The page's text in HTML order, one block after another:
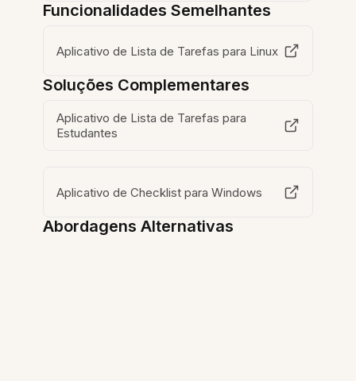
Funcionalidades Semelhantes
Aplicativo de Lista de Tarefas para Linux
Soluções Complementares
Aplicativo de Lista de Tarefas para
Estudantes
Aplicativo de Checklist para Windows
Abordagens Alternativas